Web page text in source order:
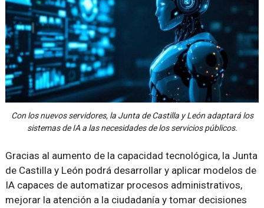
Con los nuevos servidores, la Junta de Castilla y León adaptará los
sistemas de IA a las necesidades de los servicios públicos.
Gracias al aumento de la capacidad tecnológica, la Junta
de Castilla y León podrá desarrollar y aplicar modelos de
IA capaces de automatizar procesos administrativos,
mejorar la atención a la ciudadanía y tomar decisiones